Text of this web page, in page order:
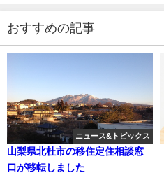
おすすめの記事
ニュース&トピックス
山梨県北杜市の移住定住相談窓
口が移転しました